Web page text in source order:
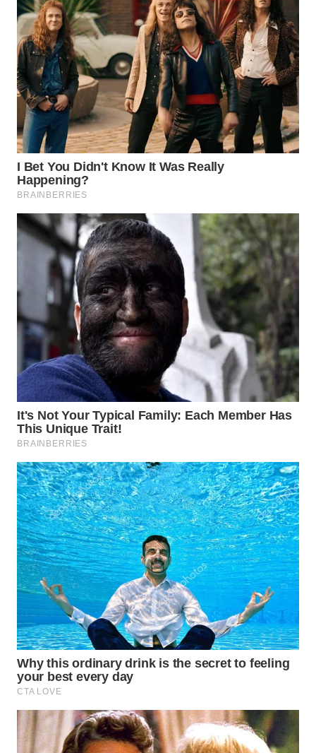
TOBA
WN
NIAS
WN
LANGKAT
WN
TAPANULI
SELATAN
WN
TANJUNG
LESUNG
KARO
WN
SIMALUNGUN
WN
LABUHANBATU
WN
TENGAH
WN DELI
SERDANG
WN
TEBING
TINGGI
WN
PAKPAK
WN
KARAWANG
WN
BEKASI